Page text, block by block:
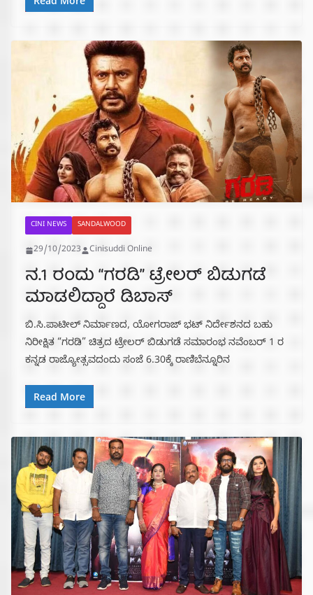
CINI NEWS SANDALWOOD
29/10/2023 Cinisuddi Online
ನ.1 ರಂದು “ಗರಡಿ” ಟ್ರೇಲರ್ ಬಿಡುಗಡೆ
ಮಾಡಲಿದ್ದಾರೆ ಡಿಬಾಸ್
ಬಿ.ಸಿ.ಪಾಟೀಲ್ ನಿರ್ಮಾಣದ, ಯೋಗರಾಜ್ ಭಟ್ ನಿರ್ದೇಶನದ ಬಹು
ನಿರೀಕ್ಷಿತ “ಗರಡಿ” ಚಿತ್ರದ ಟ್ರೇಲರ್ ಬಿಡುಗಡೆ ಸಮಾರಂಭ ನವೆಂಬರ್ 1 ರ
ಕನ್ನಡ ರಾಜ್ಯೋತ್ಸವದಂದು ಸಂಜೆ 6.30ಕ್ಕೆ ರಾಣಿಬೆನ್ನೂರಿನ
Read More